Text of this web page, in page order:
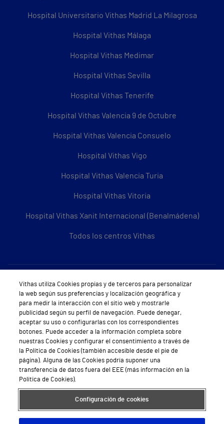
Hospital Universitario Vithas Madrid La Milagrosa
Hospital Vithas Málaga
Hospital Vithas Medimar
Hospital Vithas Sevilla
Hospital Vithas Tenerife
Hospital Vithas Valencia 9 de Octubre
Hospital Vithas Valencia Consuelo
Hospital Vithas Vigo
Hospital Vithas Valencia Turia
Hospital Vithas Vitoria
Hospital Vithas Xanit Internacional (Benalmádena)
Todos los centros Vithas
Sobre Vithas
Quiénes somos
Trabajar en Vithas
Teléfono Cita Médica
Teléfono Atención al Cliente
Política de seguridad y salud en el trabajo
Conoce a Supervita
Vithas utiliza Cookies propias y de terceros para personalizar
la web según sus preferencias y localización geográfica y
para medir la interacción con el sitio web y mostrarle
publicidad según su perfil de navegación. Puede denegar,
aceptar su uso o configurarlas con los correspondientes
botones. Puede acceder a la información completa sobre
nuestras Cookies y configurar el consentimiento a través de
la Política de Cookies (también accesible desde el pie de
página). Alguna de las Cookies podría suponer una
transferencia de datos fuera del EEE (más información en la
Política de Cookies).
Configuración de cookies